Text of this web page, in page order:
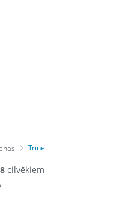
Trīne
cilvēkiem